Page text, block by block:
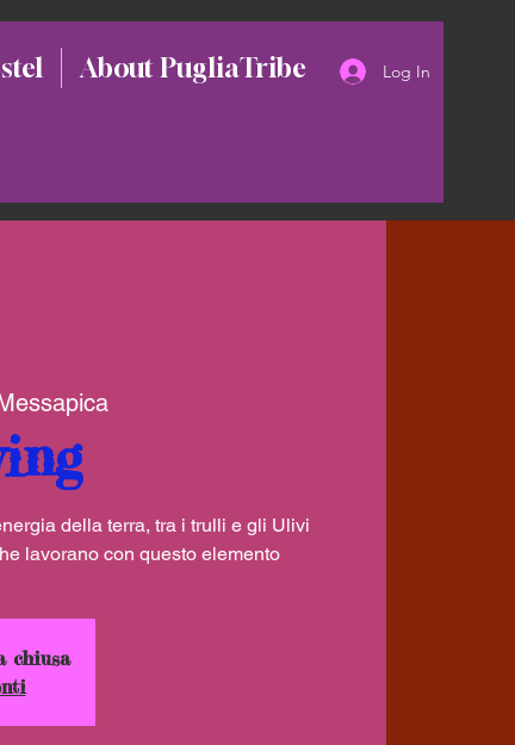
About PugliaTribe Log In
della terra, tra i trulli e gli Ulivi
lavorano con questo elemento
chiusa